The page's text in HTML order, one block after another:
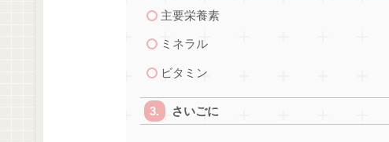
主要栄養素
ミネラル
ビタミン
さいごに